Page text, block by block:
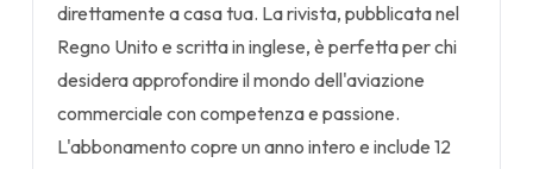
direttamente a casa tua. La rivista, pubblicata nel
Regno Unito e scritta in inglese, è perfetta per chi
desidera approfondire il mondo dell'aviazione
commerciale con competenza e passione.
L'abbonamento copre un anno intero e include 12